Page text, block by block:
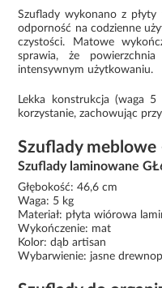
Szuflady wykonano z
odporność na codzienne
czystości. Matowe
sprawia, że
intensywnym użytkowaniu.
Lekka konstrukcja (waga
korzystanie, zachowując
Szuflady meblowe
Szuflady laminowane
Głębokość: 46,6 cm
Waga: 5 kg
Materiał: płyta wiórowa
Wykończenie: mat
Kolor: dąb artisan
Wybarwienie: jasne